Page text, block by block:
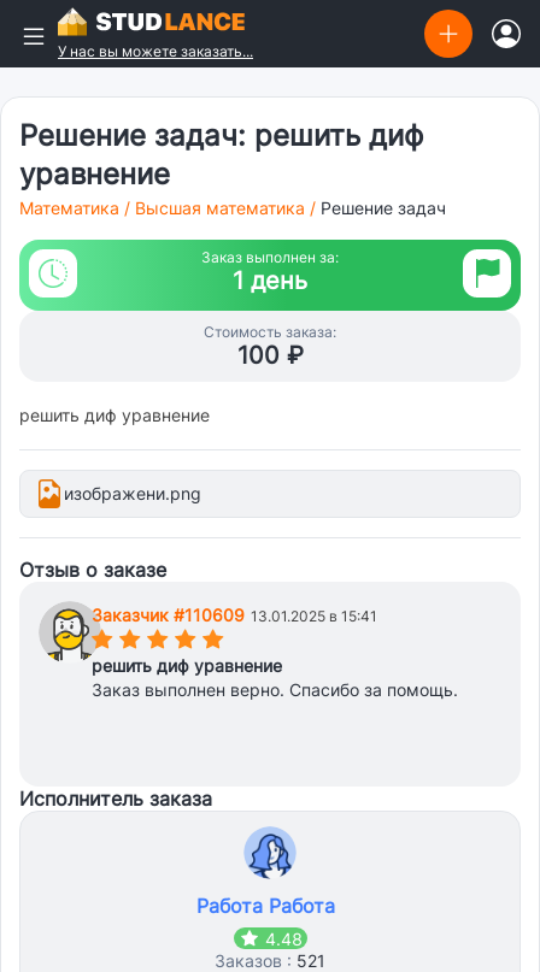
У нас вы можете заказать...
Решение задач: решить диф
уравнение
Математика / Высшая математика / Решение задач
Заказ выполнен за:
1 день
Стоимость заказа:
100 ₽
решить диф уравнение
изображени.png
Отзыв о заказе
Заказчик #110609 13.01.2025 в 15:41
(*)(*)(*)(*)(*)
решить диф уравнение
Заказ выполнен верно. Спасибо за помощь.
Исполнитель заказа
Работа Работа
4.48
Заказов : 521